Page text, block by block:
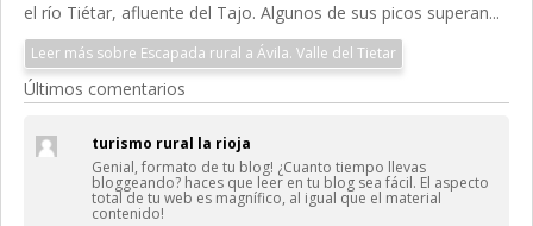
el río Tiétar, afluente del Tajo. Algunos de sus picos superan...
Leer más sobre Escapada rural a Ávila. Valle del Tietar
Últimos comentarios
turismo rural la rioja
Genial, formato de tu blog! ¿Cuanto tiempo llevas
bloggeando? haces que leer en tu blog sea fácil. El aspecto
total de tu web es magnífico, al igual que el material
contenido!